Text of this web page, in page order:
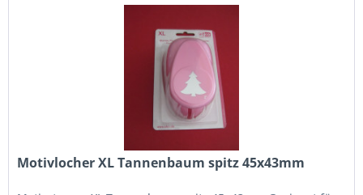
Motivlocher XL Tannenbaum spitz 45x43mm